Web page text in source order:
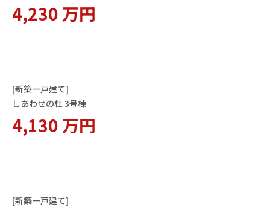
4,230 万円
[新築一戸建て]
しあわせの杜 3号棟
4,130 万円
[新築一戸建て]